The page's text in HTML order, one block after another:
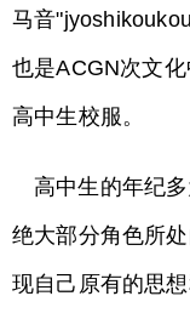
马音
也是ACGN次文
高中生校服。
高中生的年纪
绝大部分角色所
现自己原有的思